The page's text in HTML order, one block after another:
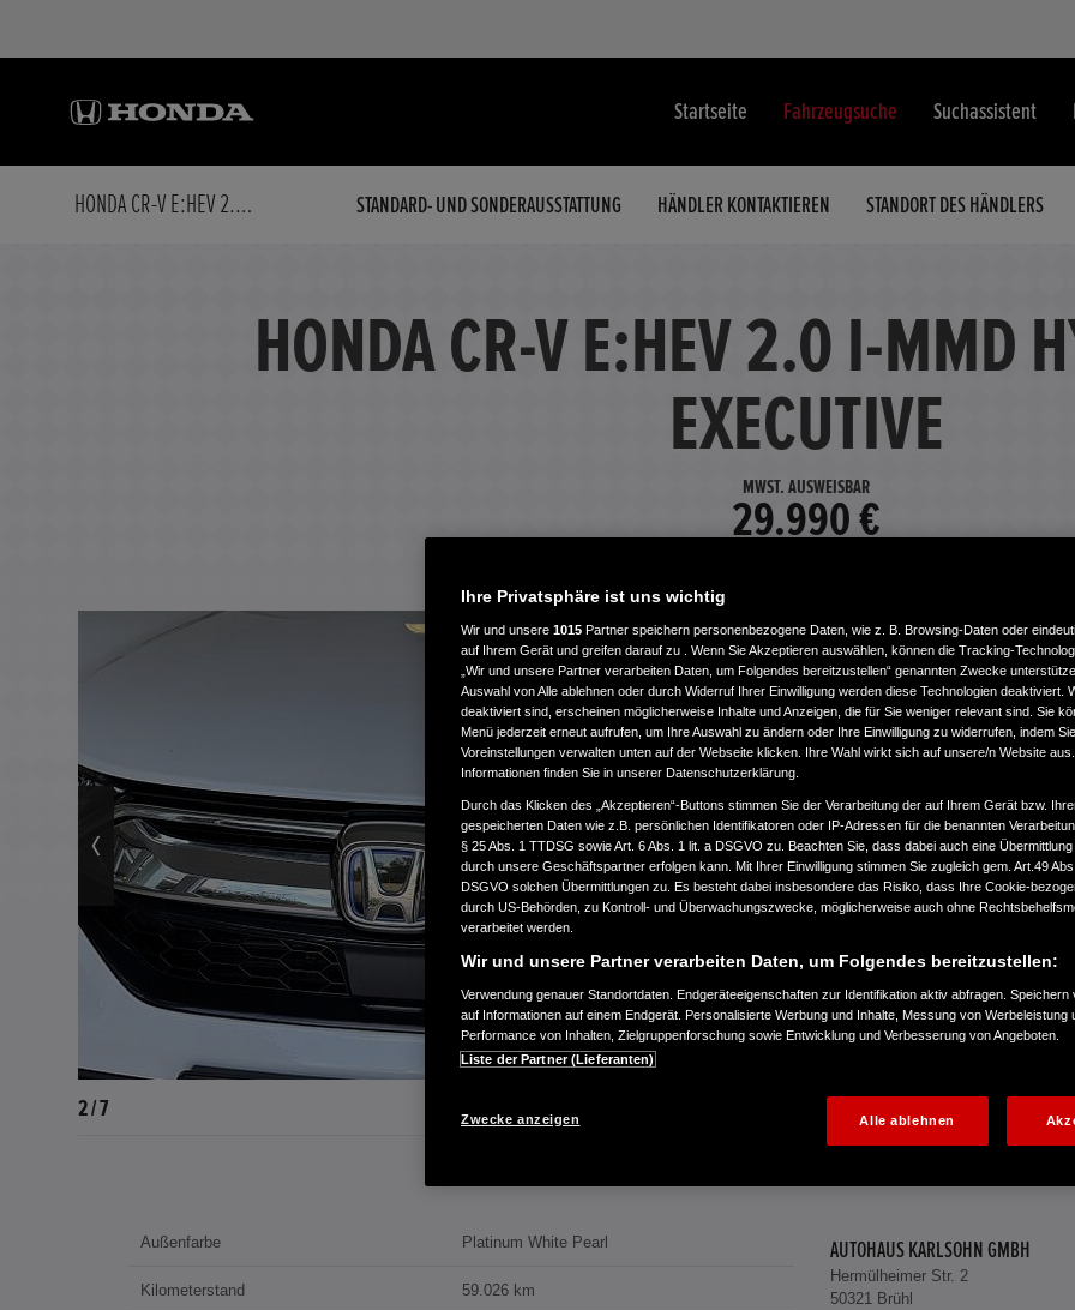
Startseite Fahrzeugsuche Suchassistent
HONDA CR-V E:HEV 2.0 I-MMD HYBRID 4WD EXECUTIVE STANDARD- UND SONDERAUSSTATTUNG HÄNDLER KONTAKTIEREN STANDORT DES HÄNDLERS
HONDA CR-V E:HEV 2.0 I-MMD
EXECUTIVE
MWST. AUSWEISBAR
29.990 €
2 / 7
Außenfarbe Platinum White Pearl
Kilometerstand 59.026 km
AUTOHAUS KARLSOHN GMBH
Hermülheimer Str. 2
50321 Brühl
Ihre Privatsphäre ist uns wichtig
Wir und unsere 1015 Partner speichern personenbezogene Daten, wie z. B. Browsing-Daten oder
auf Ihrem Gerät und greifen darauf zu . Wenn Sie Akzeptieren auswählen, können die Tracking-
„Wir und unsere Partner verarbeiten Daten, um Folgendes bereitzustellen“ genannten Zwecke
Auswahl von Alle ablehnen oder durch Widerruf Ihrer Einwilligung werden diese Technologien deaktiviert.
deaktiviert sind, erscheinen möglicherweise Inhalte und Anzeigen, die für Sie weniger relevant sind. Sie
Menü jederzeit erneut aufrufen, um Ihre Auswahl zu ändern oder Ihre Einwilligung zu widerrufen, indem
Voreinstellungen verwalten unten auf der Webseite klicken. Ihre Wahl wirkt sich auf unsere/n Website
Informationen finden Sie in unserer Datenschutzerklärung.
Durch das Klicken des „Akzeptieren“-Buttons stimmen Sie der Verarbeitung der auf Ihrem Gerät bzw.
gespeicherten Daten wie z.B. persönlichen Identifikatoren oder IP-Adressen für die benannten
§ 25 Abs. 1 TTDSG sowie Art. 6 Abs. 1 lit. a DSGVO zu. Beachten Sie, dass dabei auch eine Übermittlung
durch unsere Geschäftspartner erfolgen kann. Mit Ihrer Einwilligung stimmen Sie zugleich gem. Art.49
DSGVO solchen Übermittlungen zu. Es besteht dabei insbesondere das Risiko, dass Ihre Cookie-
durch US-Behörden, zu Kontroll- und Überwachungszwecke, möglicherweise auch ohne
verarbeitet werden.
Wir und unsere Partner verarbeiten Daten, um Folgendes bereitzustellen:
Verwendung genauer Standortdaten. Endgeräteeigenschaften zur Identifikation aktiv abfragen. Speichern
auf Informationen auf einem Endgerät. Personalisierte Werbung und Inhalte, Messung von Werbeleistung
Performance von Inhalten, Zielgruppenforschung sowie Entwicklung und Verbesserung von Angeboten.
Liste der Partner (Lieferanten)
Zwecke anzeigen Alle ablehnen